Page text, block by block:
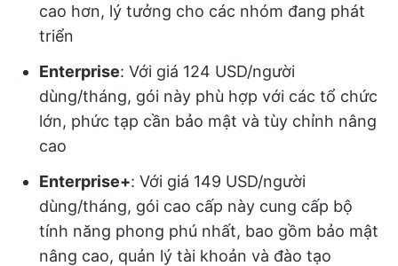
cao hơn, lý tưởng cho các nhóm đang phát
triển
Enterprise: Với giá 124 USD/người
dùng/tháng, gói này phù hợp với các tổ chức
lớn, phức tạp cần bảo mật và tùy chỉnh nâng
cao
Enterprise+: Với giá 149 USD/người
dùng/tháng, gói cao cấp này cung cấp bộ
tính năng phong phú nhất, bao gồm bảo mật
nâng cao, quản lý tài khoản và đào tạo